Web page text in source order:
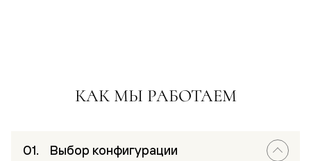
КАК МЫ РАБОТАЕМ
Выбор конфигурации